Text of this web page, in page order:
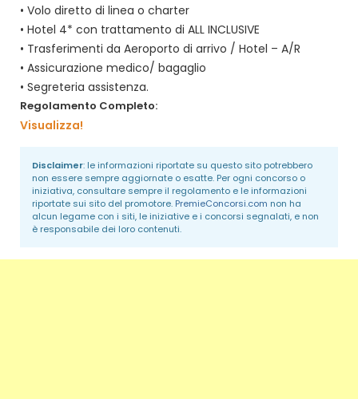
• Volo diretto di linea o charter
• Hotel 4* con trattamento di ALL INCLUSIVE
• Trasferimenti da Aeroporto di arrivo / Hotel – A/R
• Assicurazione medico/ bagaglio
• Segreteria assistenza.
Regolamento Completo:
Visualizza!
Disclaimer: le informazioni riportate su questo sito potrebbero
non essere sempre aggiornate o esatte. Per ogni concorso o
iniziativa, consultare sempre il regolamento e le informazioni
riportate sui sito del promotore. PremieConcorsi.com non ha
alcun legame con i siti, le iniziative e i concorsi segnalati, e non
è responsabile dei loro contenuti.